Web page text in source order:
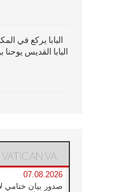
البابا يركع في
البابا القديس
07.08.2026
صدور بيان ختامي